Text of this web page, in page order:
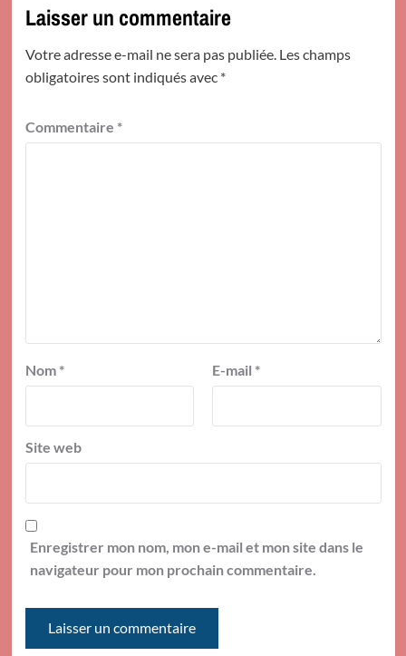
Laisser un commentaire
Votre adresse e-mail ne sera pas publiée. Les champs
obligatoires sont indiqués avec *
Commentaire *
Nom * E-mail *
Site web
Enregistrer mon nom, mon e-mail et mon site dans le
navigateur pour mon prochain commentaire.